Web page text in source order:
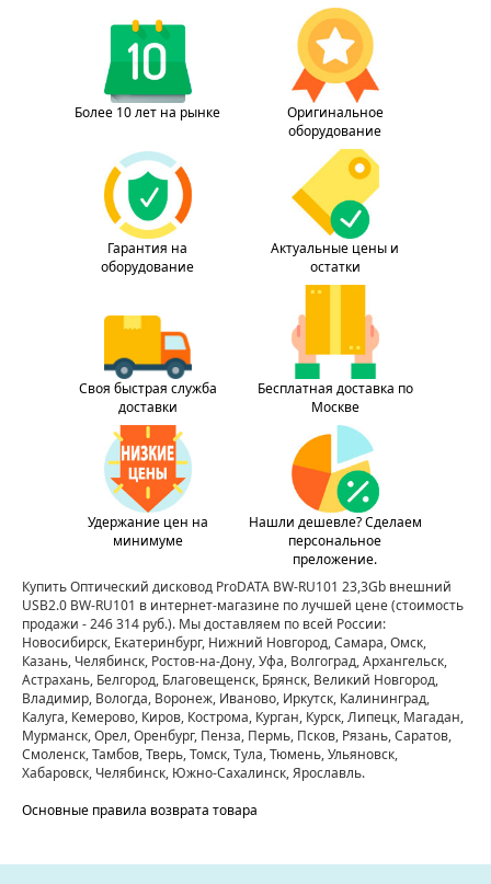
Более 10 лет на рынке
Оригинальное
оборудование
Гарантия на
оборудование
Актуальные цены и
остатки
Своя быстрая служба
доставки
Бесплатная доставка по
Москве
Удержание цен на
минимуме
Нашли дешевле? Сделаем
персональное
преложение.
Купить Оптический дисковод ProDATA BW-RU101 23,3Gb внешний
USB2.0 BW-RU101 в интернет-магазине по лучшей цене(стоимость
продажи - 246 314 руб.). Мы доставляем по всей России:
Новосибирск, Екатеринбург, Нижний Новгород, Самара, Омск,
Казань, Челябинск, Ростов-на-Дону, Уфа, Волгоград, Архангельск,
Астрахань, Белгород, Благовещенск, Брянск, Великий Новгород,
Владимир, Вологда, Воронеж, Иваново, Иркутск, Калининград,
Калуга, Кемерово, Киров, Кострома, Курган, Курск, Липецк, Магадан,
Мурманск, Орел, Оренбург, Пенза, Пермь, Псков, Рязань, Саратов,
Смоленск, Тамбов, Тверь, Томск, Тула, Тюмень, Ульяновск,
Хабаровск, Челябинск, Южно-Сахалинск, Ярославль.
Основные правила возврата товара